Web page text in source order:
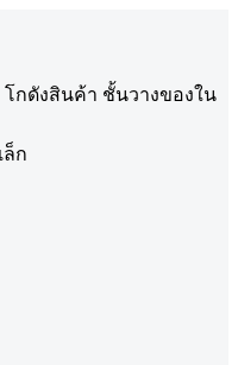
กดังสินค้า ชั้นวางของใน
ก